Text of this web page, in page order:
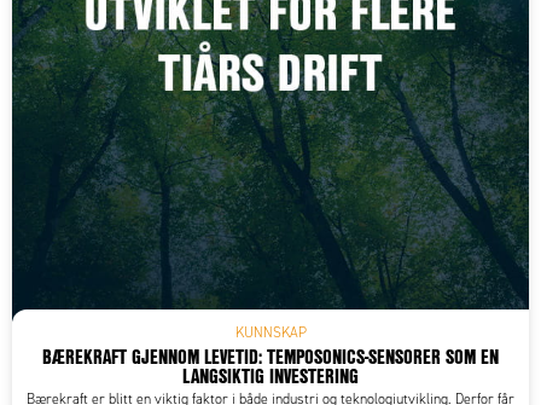
Utgangsstrøm maks. 0,1 A
KUNNSKAP
BÆREKRAFT GJENNOM LEVETID: TEMPOSONICS-SENSORER SOM EN
LANGSIKTIG INVESTERING
Bærekraft er blitt en viktig faktor i både industri og teknologiutvikling. Derfor får